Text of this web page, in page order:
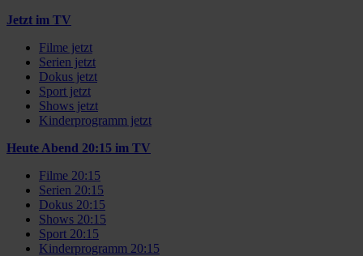
Jetzt im TV
Filme jetzt
Serien jetzt
Dokus jetzt
Sport jetzt
Shows jetzt
Kinderprogramm jetzt
Heute Abend 20:15 im TV
Filme 20:15
Serien 20:15
Dokus 20:15
Shows 20:15
Sport 20:15
Kinderprogramm 20:15